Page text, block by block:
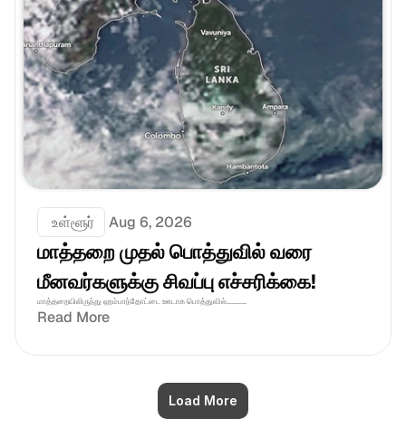
உள்ளூர் Aug 6, 2026
மாத்தறை முதல் பொத்துவில் வரை
மீனவர்களுக்கு சிவப்பு எச்சரிக்கை!
மாத்தறையிலிருந்து ஹம்பாந்தோட்டை ஊடாக பொத்துவில்...........
Read More
Load More